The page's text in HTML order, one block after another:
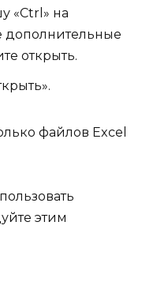
«Ctrl» на
дополнительные
открыть.
файлов Excel
этим